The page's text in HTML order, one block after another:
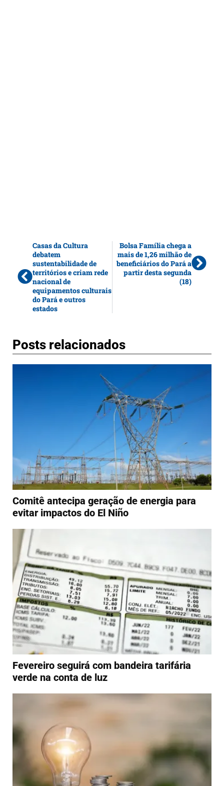
Casas da Cultura
debatem
sustentabilidade de
territórios e criam rede
nacional de
equipamentos culturais
do Pará e outros
estados
Bolsa Família chega a
mais de 1,26 milhão de
beneficiários do Pará a
partir desta segunda
(18)
Posts relacionados
Comitê antecipa geração de energia para
evitar impactos do El Niño
Fevereiro seguirá com bandeira tarifária
verde na conta de luz